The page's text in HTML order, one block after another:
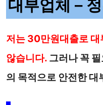
대부업체 –
저는 30만원대출로 대
않습니다. 그러나 꼭
의 목적으로 안전한